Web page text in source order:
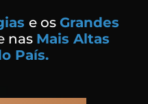
e os Grandes
nas Mais Altas
País.